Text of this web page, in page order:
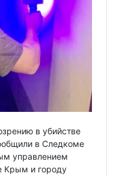
в убийстве
в Следкоме
управлением
Крым и городу